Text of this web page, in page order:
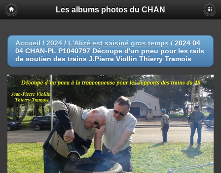
Les albums photos du CHAN
Accueil / 2024 / L'Alizé est saisiné gros temps / 2024 04
04 CHAN-PL P1040797 Découpe d'un pneu pour les rails
de soutien des trains J.Pierre Viollin Thierry Tramois